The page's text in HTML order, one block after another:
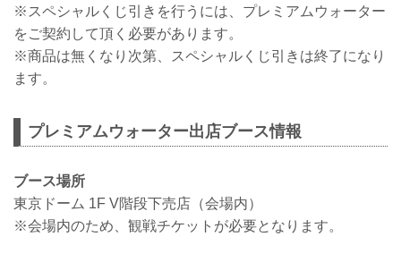
※スペシャルくじ引きを行うには、プレミアムウォーター
をご契約して頂く必要があります。
※商品は無くなり次第、スペシャルくじ引きは終了になり
ます。
プレミアムウォーター出店ブース情報
ブース場所
東京ドーム 1F V階段下売店（会場内）
※会場内のため、観戦チケットが必要となります。